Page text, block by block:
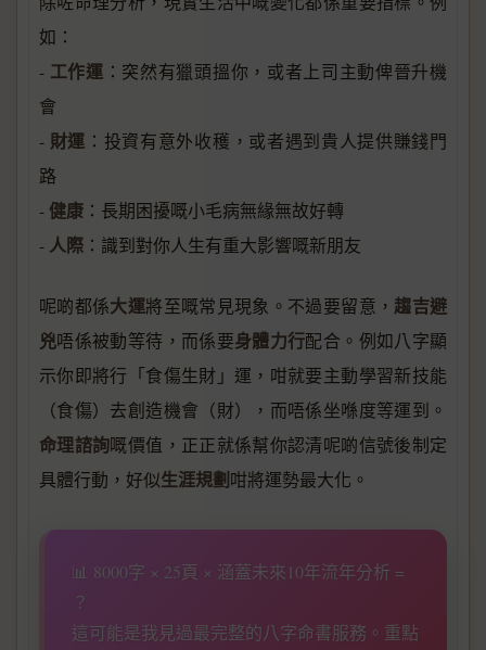
如：
- 工作運 ：突然有獵頭搵你，或者上司主動俾晉升機
會
- 財運 ：投資有意外收穫，或者遇到貴人提供賺錢門
路
-健康 ：長期困擾嘅小毛病無緣無故好轉
- 人際 ：識到對你人生有重大影響嘅新朋友
呢啲都係大運將至嘅常見現象。不過要留意， 趨吉避
兇唔係被動等待，而係要身體力行配合。例如八字顯
示你即將行「食傷生財」運，咁就要主動學習新技能
（食傷）去創造機會（財），而唔係坐喺度等運到。
命理諮詢嘅價值，正正就係幫你認清呢啲信號後制定
具體行動，好似生涯規劃咁將運勢最大化。
📊 8000字 × 25頁 × 涵蓋未來10年流年分析 =
？
這可能是我見過最完整的八字命書服務。重點